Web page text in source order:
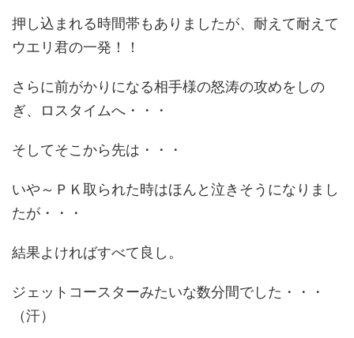
押し込まれる時間帯もありましたが、耐えて耐えて
ウエリ君の一発！！
さらに前がかりになる相手様の怒涛の攻めをしの
ぎ、ロスタイムへ・・・
そしてそこから先は・・・
いや～ＰＫ取られた時はほんと泣きそうになりまし
たが・・・
結果よければすべて良し。
ジェットコースターみたいな数分間でした・・・
（汗）